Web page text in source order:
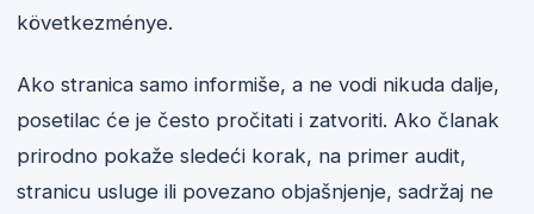
következménye.
Ako stranica samo informiše, a ne vodi nikuda dalje,
posetilac će je često pročitati i zatvoriti. Ako članak
prirodno pokaže sledeći korak, na primer audit,
stranicu usluge ili povezano objašnjenje, sadržaj ne